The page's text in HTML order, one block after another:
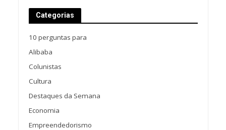
Categorias
10 perguntas para
Alibaba
Colunistas
Cultura
Destaques da Semana
Economia
Empreendedorismo